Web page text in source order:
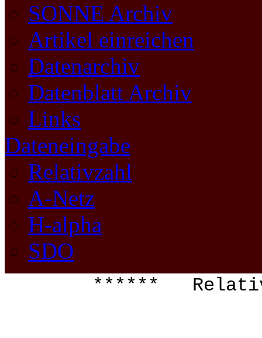
SONNE Archiv
Artikel einreichen
Datenarchiv
Datenblatt Archiv
Links
Dateneingabe
Relativzahl
A-Netz
H-alpha
SDO
******